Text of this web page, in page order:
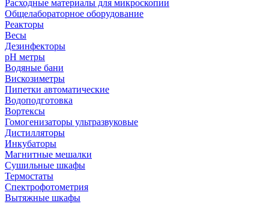
Расходные материалы для микроскопии
Общелабораторное оборудование
Реакторы
Весы
Дезинфекторы
рН метры
Водяные бани
Вискозиметры
Пипетки автоматические
Водоподготовка
Вортексы
Гомогенизаторы ультразвуковые
Дистилляторы
Инкубаторы
Магнитные мешалки
Сушильные шкафы
Термостаты
Спектрофотометрия
Вытяжные шкафы